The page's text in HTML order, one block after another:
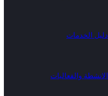
دليل الخدمات
الانشطة والفعاليات